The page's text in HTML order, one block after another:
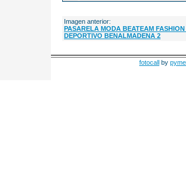
Imagen anterior:
PASARELA MODA BEATEAM
DEPORTIVO BENALMADENA 2
fotocall by